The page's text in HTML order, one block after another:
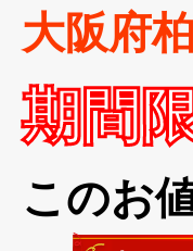
大阪府
期間
このお